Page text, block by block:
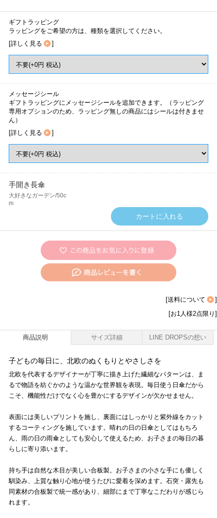
ギフトラッピング
ラッピングをご希望の方は、種類を選択してください。
[詳しく見る ]
メッセージシール
ギフトラッピングにメッセージシールを追加できます。（ラッピング
専用オプションのため、ラッピング無しの商品にはシールは付きませ
ん）
[詳しく見る ]
手開き長傘
大好きなガーデン/50c
m
[送料について
]
[お1人様2点限り]
商品説明 サイズ詳細 LINE DROPSの想い
子どもの毎日に、北欧のぬくもりとやさしさを
北欧を代表するデザイナーが丁寧に描き上げた繊細なパターンは、ま
るで物語を紡ぐかのような温かな世界観を表現。毎日使う日傘だから
こそ、機能性だけでなく心を豊かにするデザインが欠かせません。
表面には美しいプリントを施し、裏面にはしっかりと紫外線をカット
するコーティングを施しています。晴れの日の日傘としてはもちろ
ん、雨の日の雨傘としても安心して使えるため、お子さまの毎日の暮
らしに寄り添います。
持ち手は自然な木目が美しい合板製。お子さまの小さな手にも優しく
馴染み、上質な触り心地が使うたびに愛着を深めます。石突・露先も
同素材の合板製で統一感があり、細部にまで丁寧なこだわりが感じら
れます。